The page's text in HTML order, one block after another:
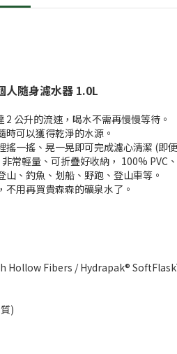
隨身濾水器 1.0L
公升的流速，喝水不需再慢慢等待。
可以獲得乾淨的水源。
一搖、晃一晃即可完成濾心清潔 (即
常輕量、可折疊好收納， 100% PVC
、釣魚、划船、野跑、登山車等。
用再買貴森森的礦泉水了。
Fibers / Hydrapak®
)